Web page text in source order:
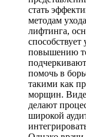
стать
методам
лифтинга,
повышению
помочь в
такими как
морщин.
делают
широкой